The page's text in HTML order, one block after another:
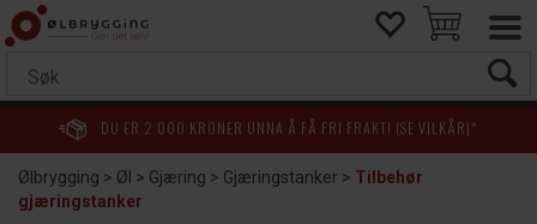
DU ER 2 000 KRONER UNNA Å FÅ FRI FRAKT! (SE VILKÅR)*
Ølbrygging>Øl >Gjæring>Gjæringstanker>Tilbehør
gjæringstanker